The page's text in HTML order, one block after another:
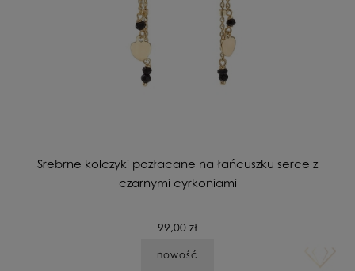
Srebrne kolczyki pozłacane na łańcuszku serce z
czarnymi cyrkoniami
99,00 zł
nowość